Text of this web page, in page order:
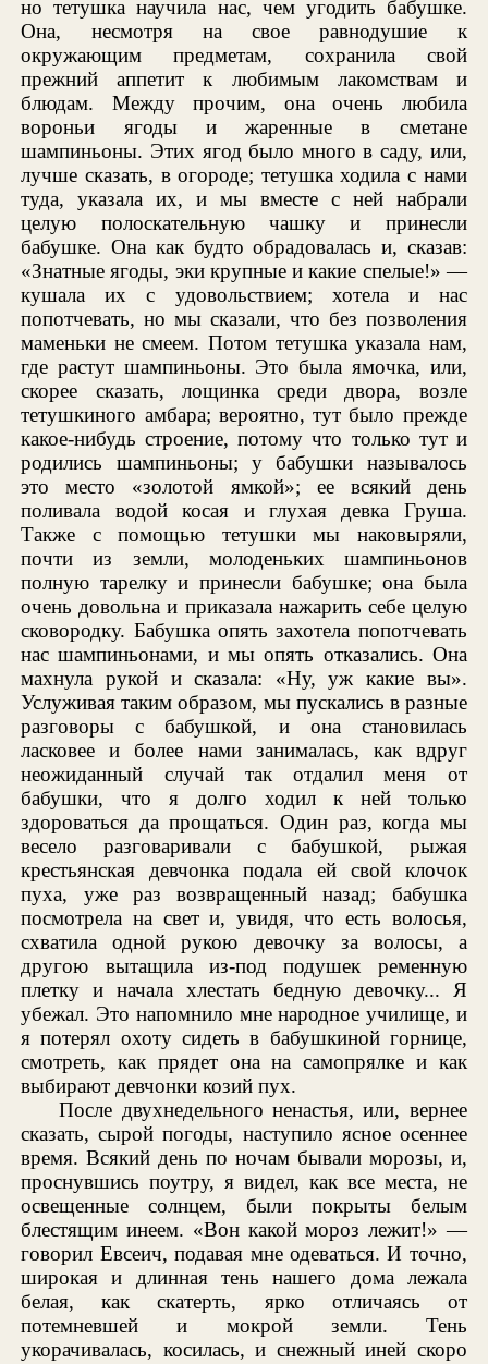
но тетушка научила нас, чем угодить бабушке.
Она, несмотря на свое равнодушие к
окружающим предметам, сохранила свой
прежний аппетит к любимым лакомствам и
блюдам. Между прочим, она очень любила
вороньи ягоды и жаренные в сметане
шампиньоны. Этих ягод было много в саду, или,
лучше сказать, в огороде; тетушка ходила с нами
туда, указала их, и мы вместе с ней набрали
целую полоскательную чашку и принесли
бабушке. Она как будто обрадовалась и, сказав:
«Знатные ягоды, эки крупные и какие спелые!» —
кушала их с удовольствием; хотела и нас
попотчевать, но мы сказали, что без позволения
маменьки не смеем. Потом тетушка указала нам,
где растут шампиньоны. Это была ямочка, или,
скорее сказать, лощинка среди двора, возле
тетушкиного амбара; вероятно, тут было прежде
какое-нибудь строение, потому что только тут и
родились шампиньоны; у бабушки называлось
это место «золотой ямкой»; ее всякий день
поливала водой косая и глухая девка Груша.
Также с помощью тетушки мы наковыряли,
почти из земли, молоденьких шампиньонов
полную тарелку и принесли бабушке; она была
очень довольна и приказала нажарить себе целую
сковородку. Бабушка опять захотела попотчевать
нас шампиньонами, и мы опять отказались. Она
махнула рукой и сказала: «Ну, уж какие вы».
Услуживая таким образом, мы пускались в разные
разговоры с бабушкой, и она становилась
ласковее и более нами занималась, как вдруг
неожиданный случай так отдалил меня от
бабушки, что я долго ходил к ней только
здороваться да прощаться. Один раз, когда мы
весело разговаривали с бабушкой, рыжая
крестьянская девчонка подала ей свой клочок
пуха, уже раз возвращенный назад; бабушка
посмотрела на свет и, увидя, что есть волосья,
схватила одной рукою девочку за волосы, а
другою вытащила из-под подушек ременную
плетку и начала хлестать бедную девочку... Я
убежал. Это напомнило мне народное училище, и
я потерял охоту сидеть в бабушкиной горнице,
смотреть, как прядет она на самопрялке и как
выбирают девчонки козий пух.
После двухнедельного ненастья, или, вернее
сказать, сырой погоды, наступило ясное осеннее
время. Всякий день по ночам бывали морозы, и,
проснувшись поутру, я видел, как все места, не
освещенные солнцем, были покрыты белым
блестящим инеем. «Вон какой мороз лежит!» —
говорил Евсеич, подавая мне одеваться. И точно,
широкая и длинная тень нашего дома лежала
белая, как скатерть, ярко отличаясь от
потемневшей и мокрой земли. Тень
укорачивалась, косилась, и снежный иней скоро